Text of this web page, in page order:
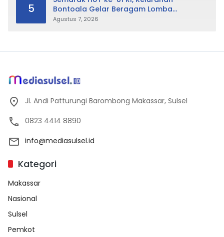
5
Bontoala Gelar Beragam Lomba
Tradisional Libatkan Seluruh Warga
Agustus 7, 2026
Jl. Andi Patturungi Barombong Makassar, Sulsel
0823 4414 8890
info@mediasulsel.id
Kategori
Makassar
Nasional
Sulsel
Pemkot